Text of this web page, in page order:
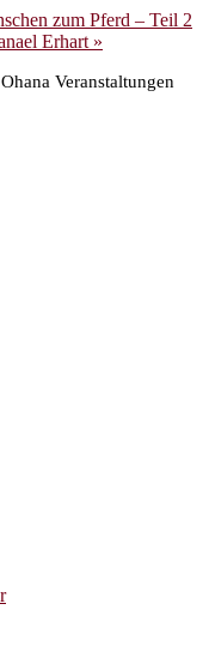
zum Pferd – Teil 2
Erhart »
Veranstaltungen